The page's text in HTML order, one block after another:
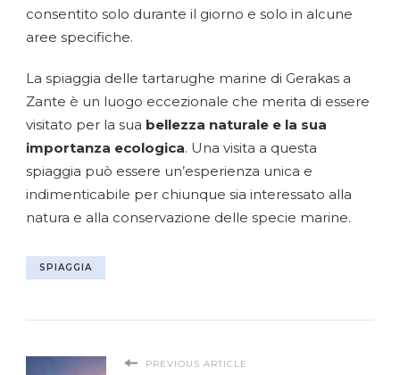
consentito solo durante il giorno e solo in alcune
aree specifiche.
La spiaggia delle tartarughe marine di Gerakas a
Zante è un luogo eccezionale che merita di essere
visitato per la sua bellezza naturale e la sua
importanza ecologica. Una visita a questa
spiaggia può essere un’esperienza unica e
indimenticabile per chiunque sia interessato alla
natura e alla conservazione delle specie marine.
SPIAGGIA
PREVIOUS ARTICLE